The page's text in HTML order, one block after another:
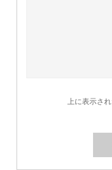
上に表示さ